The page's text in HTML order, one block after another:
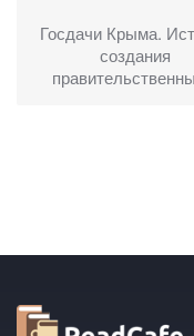
Госдачи Крыма.
создания